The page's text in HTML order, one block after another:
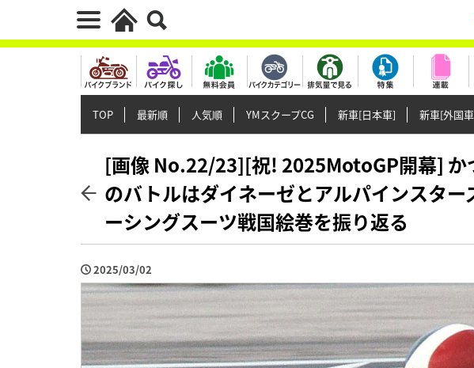
TOP 最新順 人気順 YMスクープCG 新車[日本車] 新車[外国
[画像 No.22/23][祝! 2025MotoGP開幕] か
のバトルはダイネーゼとアルパインスタ
ーシングスーツ戦国絵巻を振り返る
2025/03/02